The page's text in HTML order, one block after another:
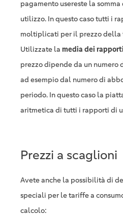
pagamento usereste la
utilizzo. In questo caso tutti i
moltiplicati per il prezzo della
Utilizzate la media dei
prezzo dipende da un
ad esempio dal numero di
periodo. In questo caso la
aritmetica di tutti i rapporti di
Prezzi a scaglioni
Avete anche la possibilità di
speciali per le tariffe a
calcolo: